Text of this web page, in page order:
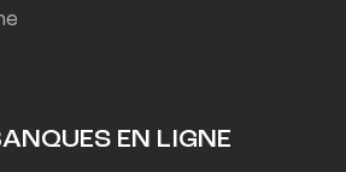
EN LIGNE